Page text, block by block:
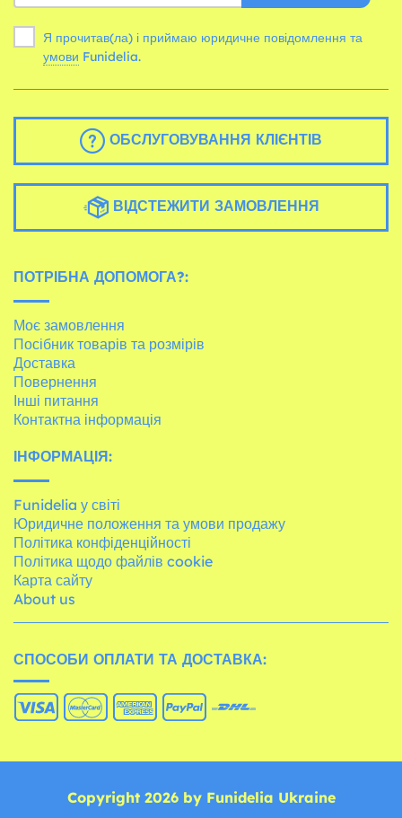
Я прочитав(ла) і приймаю юридичне повідомлення та
умови Funidelia.
ОБСЛУГОВУВАННЯ КЛІЄНТІВ
ВІДСТЕЖИТИ ЗАМОВЛЕННЯ
ПОТРІБНА ДОПОМОГА?:
Моє замовлення
Посібник товарів та розмірів
Доставка
Повернення
Інші питання
Контактна інформація
ІНФОРМАЦІЯ:
Funidelia у світі
Юридичне положення та умови продажу
Політика конфіденційності
Політика щодо файлів cookie
Карта сайту
About us
СПОСОБИ ОПЛАТИ ТА ДОСТАВКА:
Copyright 2026 by Funidelia Ukraine